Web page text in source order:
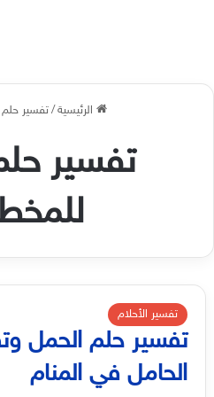
الرئيسية/تفسير
تفسير
تفسير الأحلام
تفسير حلم الحمل
الحامل في المنام